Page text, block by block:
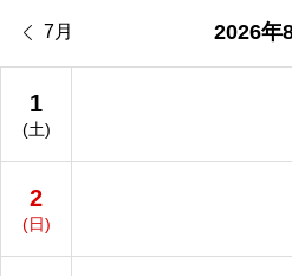
 7月 2026年
1
(土)
2
(日)